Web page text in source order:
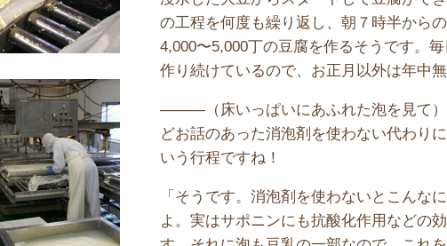
の工程を何度も繰り返し、朝７時半から
4,000〜5,000丁の豆腐を作るそうです。
作り続けているので、お正月以外は年中無
———（床いっぱいにあふれた泡を見て）
どお話のあった消泡剤を使わない代わり
いう行程ですね！
「そうです。消泡剤を使わないとこんな
よ。実はサポニンにも抗酸化作用などの